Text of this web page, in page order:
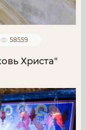
58559
Христа"